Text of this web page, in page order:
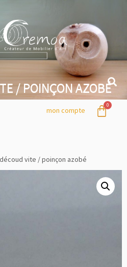
/ POINÇON AZOBÉ
mon compte
découd vite / poinçon azobé